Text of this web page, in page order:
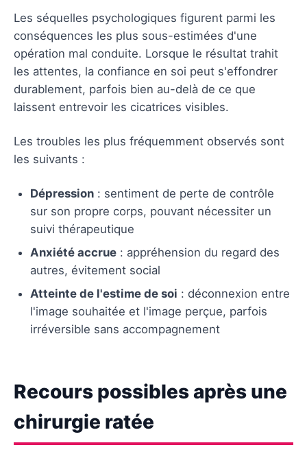
Les séquelles psychologiques figurent parmi les
conséquences les plus sous-estimées d'une
opération mal conduite. Lorsque le résultat trahit
les attentes, la confiance en soi peut s'effondrer
durablement, parfois bien au-delà de ce que
laissent entrevoir les cicatrices visibles.
Les troubles les plus fréquemment observés sont
les suivants :
Dépression : sentiment de perte de contrôle
sur son propre corps, pouvant nécessiter un
suivi thérapeutique
Anxiété accrue : appréhension du regard des
autres, évitement social
Atteinte de l'estime de soi : déconnexion entre
l'image souhaitée et l'image perçue, parfois
irréversible sans accompagnement
Recours possibles après une
chirurgie ratée